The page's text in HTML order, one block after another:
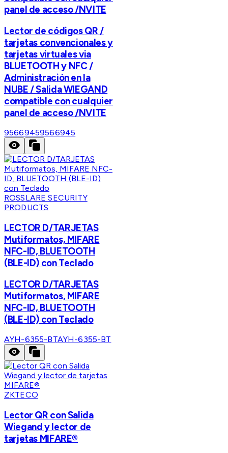
panel de acceso /NVITE
Lector de códigos QR /
tarjetas convencionales y
tarjetas virtuales via
BLUETOOTH y NFC /
Administración en la
NUBE / Salida WIEGAND
compatible con cualquier
panel de acceso /NVITE
95669459566945
ROSSLARE SECURITY
PRODUCTS
LECTOR D/TARJETAS
Mutiformatos, MIFARE
NFC-ID, BLUETOOTH
(BLE-ID) con Teclado
LECTOR D/TARJETAS
Mutiformatos, MIFARE
NFC-ID, BLUETOOTH
(BLE-ID) con Teclado
AYH-6355-BTAYH-6355-BT
ZKTECO
Lector QR con Salida
Wiegand y lector de
tarjetas MIFARE®